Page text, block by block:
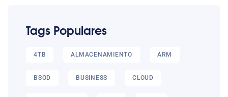
Tags Populares
4TB ALMACENAMIENTO ARM
BSOD BUSINESS CLOUD